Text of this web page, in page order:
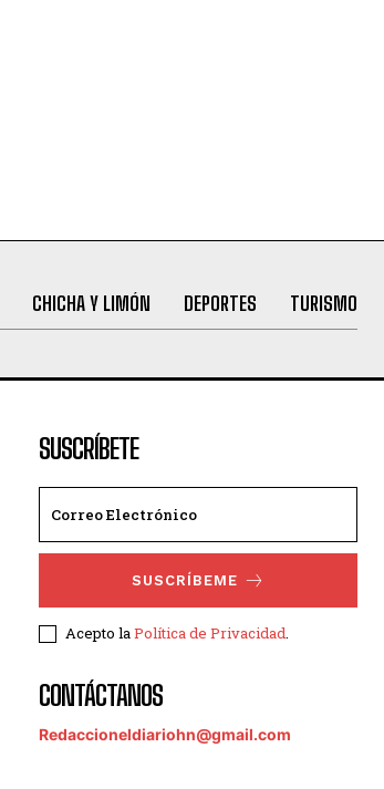
CHICHA Y LIMÓN DEPORTES TURISMO
SUSCRÍBETE
SUSCRÍBEME
Acepto laPolítica de Privacidad.
CONTÁCTANOS
Redaccioneldiariohn@gmail.com